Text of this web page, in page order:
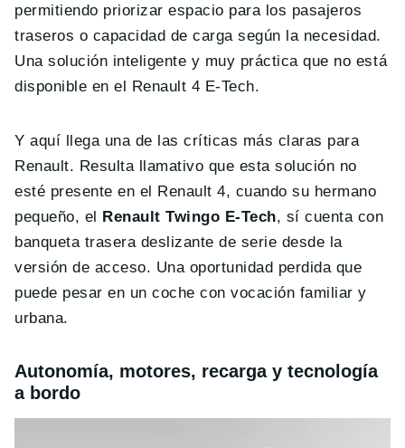
permitiendo priorizar espacio para los pasajeros
traseros o capacidad de carga según la necesidad.
Una solución inteligente y muy práctica que no está
disponible en el Renault 4 E-Tech.
Y aquí llega una de las críticas más claras para
Renault. Resulta llamativo que esta solución no
esté presente en el Renault 4, cuando su hermano
pequeño, el Renault Twingo E-Tech, sí cuenta con
banqueta trasera deslizante de serie desde la
versión de acceso. Una oportunidad perdida que
puede pesar en un coche con vocación familiar y
urbana.
Autonomía, motores, recarga y tecnología
a bordo